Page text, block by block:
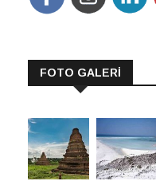
FOTO GALERİ